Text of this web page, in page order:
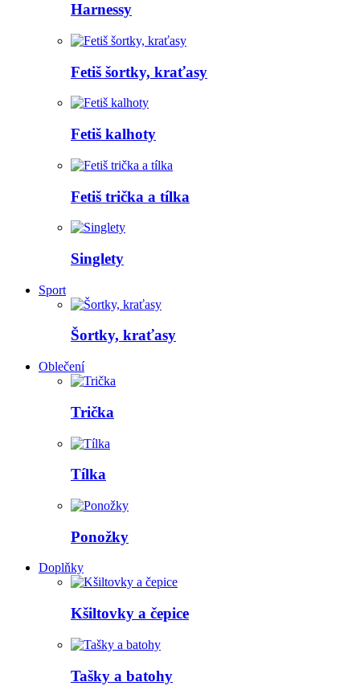
Harnessy
Fetiš šortky, kraťasy
Fetiš kalhoty
Fetiš trička a tílka
Singlety
Sport
Šortky, kraťasy
Oblečení
Trička
Tílka
Ponožky
Doplňky
Kšiltovky a čepice
Tašky a batohy